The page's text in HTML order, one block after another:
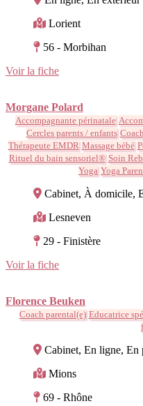
Lorient
56 - Morbihan
Voir la fiche
Morgane Polard
Accompagnante périnatale
Cercles parents / enfants
Thérapeute EMDR Massage bébé
Rituel du bain sensoriel® Soin
Yoga Yoga
Cabinet, À domicile,
Lesneven
29 - Finistère
Voir la fiche
Florence Beuken
Coach parental(e) Educatrice
Cabinet, En ligne, En
Mions
69 - Rhône